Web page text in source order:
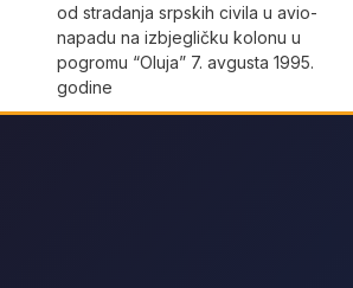
od stradanja srpskih civila u avio-
napadu na izbjegličku kolonu u
pogromu “Oluja” 7. avgusta 1995.
godine